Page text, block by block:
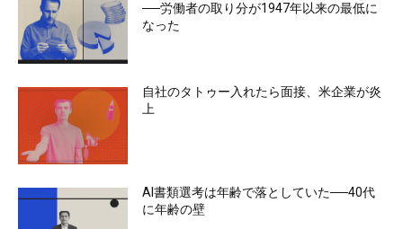
──労働者の取り分が1947年以来の最低に
なった
自社のタトゥー入れたら面接、米企業が炎
上
AI書類選考は年齢で落としていた──40代
に年齢の壁